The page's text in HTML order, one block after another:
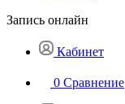
Запись онлайн
Кабинет
0 Сравнение